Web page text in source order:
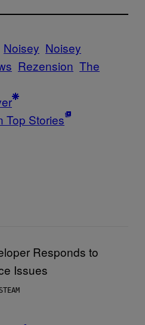
Noisey Noisey
Rezension The
Top Stories